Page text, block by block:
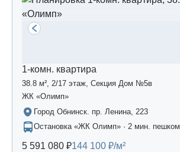
1-комн. квартира
38.8 м², 2/17 этаж, Секция Дом №5в
ЖК «Олимп»
Город Обнинск. пр. Ленина, 223
Остановка «ЖК Олимп» · 2 мин. пешком
5 591 080 ₽144 100 ₽/м²